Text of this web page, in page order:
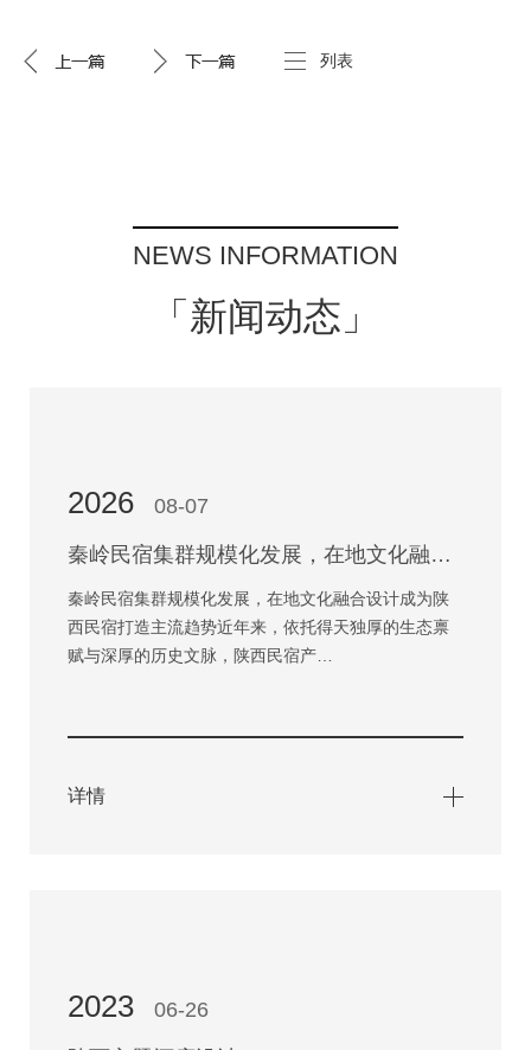
列表
NEWS INFORMATION
「新闻动态」
2026 08-07
秦岭民宿集群规模化发展，在地文化融合设计成为陕西民宿打造主流趋势
秦岭民宿集群规模化发展，在地文化融合设计成为陕
西民宿打造主流趋势近年来，依托得天独厚的生态禀
赋与深厚的历史文脉，陕西民宿产…
详情
2023 06-26